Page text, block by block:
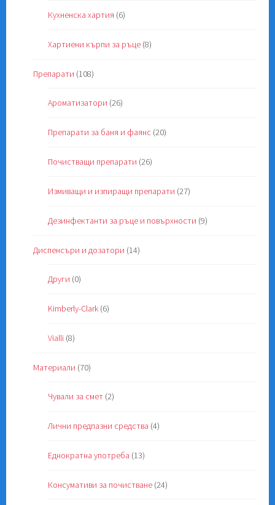
Кухненска хартия (6)
Хартиени кърпи за ръце (8)
Препарати (108)
Ароматизатори (26)
Препарати за баня и фаянс (20)
Почистващи препарати (26)
Измиващи и изпиращи препарати (27)
Дезинфектанти за ръце и повърхности (9)
Диспенсъри и дозатори (14)
Други (0)
Kimberly-Clark (6)
Vialli (8)
Материали (70)
Чували за смет (2)
Лични предпазни средства (4)
Еднократна употреба (13)
Консумативи за почистване (24)